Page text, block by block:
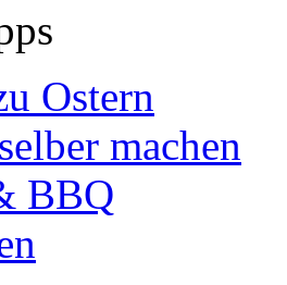
Ostern
machen
BBQ